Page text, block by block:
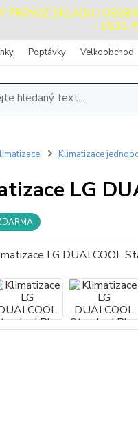
PROVOZ SKLADU /
- 15:30,
Poptávky Velkoobchod
Klimatizace
LG